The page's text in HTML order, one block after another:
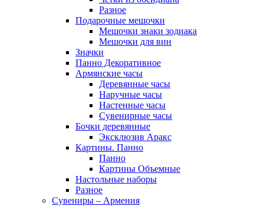
Разное
Подарочные мешочки
Мешочки знаки зодиака
Мешочки для вин
Значки
Панно Декоративное
Армянские часы
Деревянные часы
Наручные часы
Настенные часы
Сувенирные часы
Бочки деревянные
Эксклюзив Аракс
Картины. Панно
Панно
Картины Объемные
Настольные наборы
Разное
Сувениры – Армения